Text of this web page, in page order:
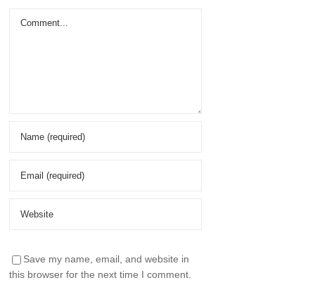
Save my name, email, and website in
this browser for the next time I comment.